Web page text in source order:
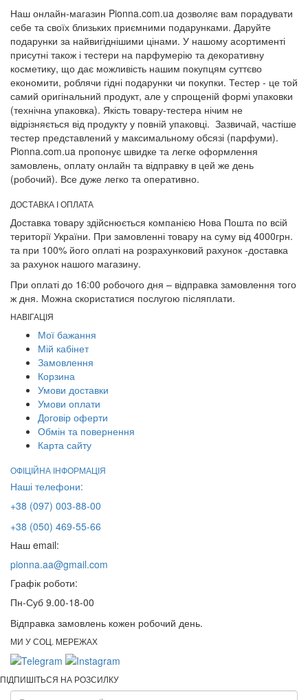
Наш онлайн-магазин Pionna.com.ua дозволяє вам порадувати
себе та своїх близьких приємними подарунками. Даруйте
подарунки за найвигіднішими цінами. У нашому асортименті
присутні також і тестери на парфумерію та декоративну
косметику, що дає можливість нашим покупцям суттєво
економити, роблячи гідні подарунки чи покупки. Тестер - це той
самий оригінальний продукт, але у спрощеній формі упаковки
(технічна упаковка). Якість товару-тестера нічим не
відрізняється від продукту у повній упаковці. Зазвичай, частіше
тестер представлений у максимальному обсязі (парфуми).
Pionna.com.ua пропонує швидке та легке оформлення
замовлень, оплату онлайн та відправку в цей же день
(робочий). Все дуже легко та оперативно.
ДОСТАВКА І ОПЛАТА
Доставка товару здійснюється компанією Нова Пошта по всій
території України. При замовленні товару на суму від 4000грн.
та при 100% його оплаті на розрахунковий рахунок -доставка
за рахунок нашого магазину.
При оплаті до 16:00 робочого дня – відправка замовлення того
ж дня. Можна скористатися послугою післяплати.
НАВІГАЦІЯ
Мої бажання
Мій кабінет
Замовлення
Корзина
Умови доставки
Умови оплати
Договір оферти
Обмін та повернення
Карта сайту
ОФІЦІЙНА ІНФОРМАЦІЯ
Наші телефони:
+38 (097) 003-88-00
+38 (050) 469-55-66
Наш email:
pionna.aa@gmail.com
Графік роботи:
Пн-Суб 9.00-18-00
Відправка замовлень кожен робочий день.
МИ У СОЦ. МЕРЕЖАХ
ПІДПИШІТЬСЯ НА РОЗСИЛКУ